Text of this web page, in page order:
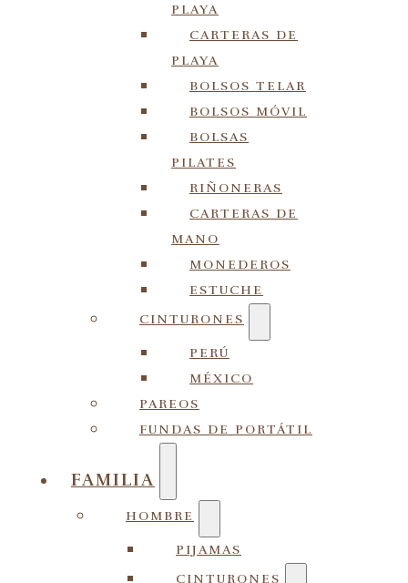
PLAYA
CARTERAS DE
PLAYA
BOLSOS TELAR
BOLSOS MÓVIL
BOLSAS
PILATES
RIÑONERAS
CARTERAS DE
MANO
MONEDEROS
ESTUCHE
CINTURONES
PERÚ
MÉXICO
PAREOS
FUNDAS DE PORTÁTIL
FAMILIA
HOMBRE
PIJAMAS
CINTURONES